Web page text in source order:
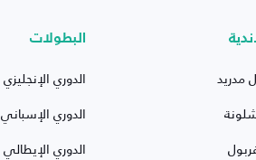
مدريد
البطولات
الدوري الإنجليزي
الدوري الإسباني
الدوري الإيطالي